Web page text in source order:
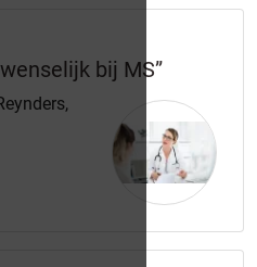
bij MS”